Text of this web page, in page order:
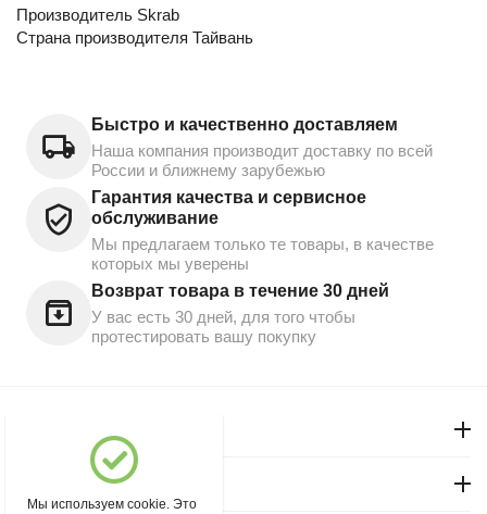
Производитель Skrab
Страна производителя Тайвань
Быстро и качественно доставляем
Наша компания производит доставку по всей
России и ближнему зарубежью
Гарантия качества и сервисное
обслуживание
Мы предлагаем только те товары, в качестве
которых мы уверены
Возврат товара в течение 30 дней
У вас есть 30 дней, для того чтобы
протестировать вашу покупку
Магазин "Северный"
Мы используем cookie. Это